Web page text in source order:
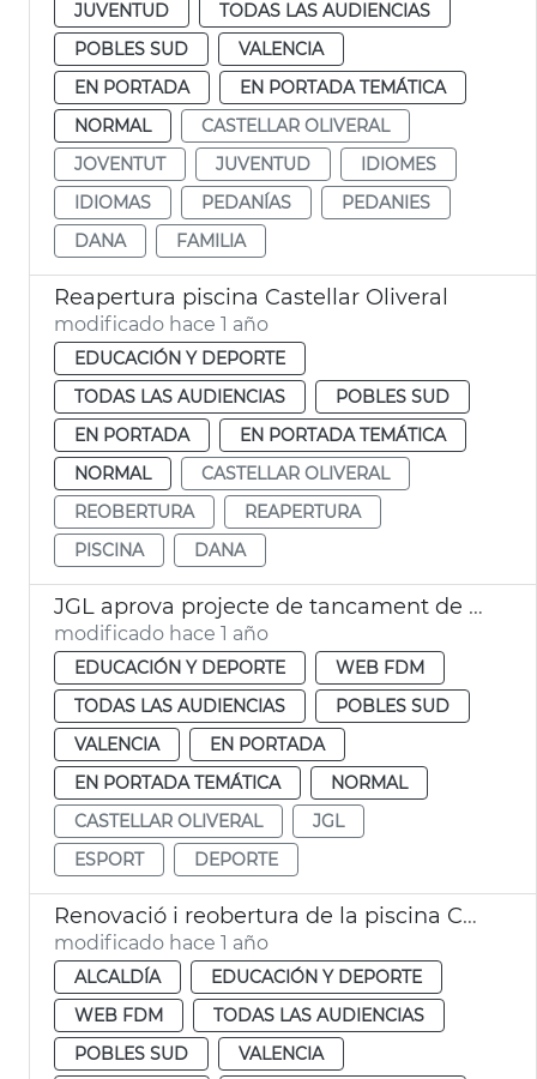
JUVENTUD
TODAS LAS AUDIENCIAS
POBLES SUD
VALENCIA
EN PORTADA
EN PORTADA TEMÁTICA
NORMAL
CASTELLAR OLIVERAL
JOVENTUT
JUVENTUD
IDIOMES
IDIOMAS
PEDANÍAS
PEDANIES
DANA
FAMILIA
Reapertura piscina Castellar Oliveral
modificado hace 1 año
EDUCACIÓN Y DEPORTE
TODAS LAS AUDIENCIAS
POBLES SUD
EN PORTADA
EN PORTADA TEMÁTICA
NORMAL
CASTELLAR OLIVERAL
REOBERTURA
REAPERTURA
PISCINA
DANA
JGL aprova projecte de tancament de l'IDE de Castellar-l'Oliveral València
modificado hace 1 año
EDUCACIÓN Y DEPORTE
WEB FDM
TODAS LAS AUDIENCIAS
POBLES SUD
VALENCIA
EN PORTADA
EN PORTADA TEMÁTICA
NORMAL
CASTELLAR OLIVERAL
JGL
ESPORT
DEPORTE
Renovació i reobertura de la piscina Castellar després de la dana
modificado hace 1 año
ALCALDÍA
EDUCACIÓN Y DEPORTE
WEB FDM
TODAS LAS AUDIENCIAS
POBLES SUD
VALENCIA